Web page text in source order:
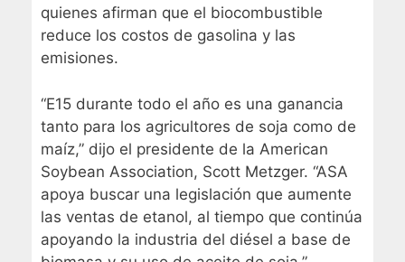
quienes afirman que el biocombustible
reduce los costos de gasolina y las
emisiones.
“E15 durante todo el año es una ganancia
tanto para los agricultores de soja como de
maíz,” dijo el presidente de la American
Soybean Association, Scott Metzger. “ASA
apoya buscar una legislación que aumente
las ventas de etanol, al tiempo que continúa
apoyando la industria del diésel a base de